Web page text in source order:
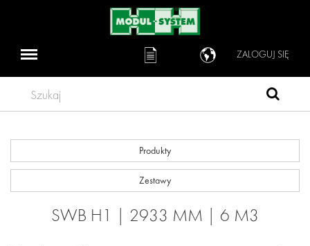
ZALOGUJ SIĘ
Szukaj
Produkty
Zestawy
SWB H1 | 2933 MM | 6 M3